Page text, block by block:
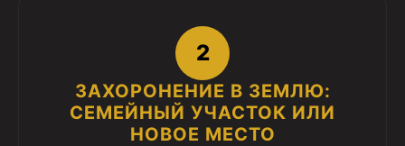
2
ЗАХОРОНЕНИЕ В ЗЕМЛЮ:
СЕМЕЙНЫЙ УЧАСТОК ИЛИ
НОВОЕ МЕСТО